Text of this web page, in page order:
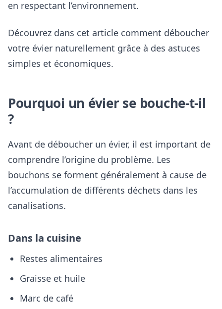
en respectant l’environnement.
Découvrez dans cet article comment déboucher
votre évier naturellement grâce à des astuces
simples et économiques.
Pourquoi un évier se bouche-t-il
?
Avant de déboucher un évier, il est important de
comprendre l’origine du problème. Les
bouchons se forment généralement à cause de
l’accumulation de différents déchets dans les
canalisations.
Dans la cuisine
Restes alimentaires
Graisse et huile
Marc de café